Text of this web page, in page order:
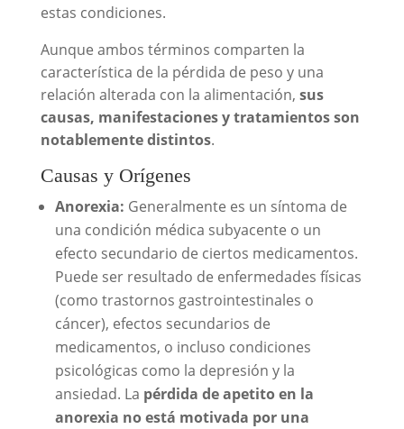
estas condiciones.
Aunque ambos términos comparten la
característica de la pérdida de peso y una
relación alterada con la alimentación, sus
causas, manifestaciones y tratamientos son
notablemente distintos.
Causas y Orígenes
Anorexia: Generalmente es un síntoma de
una condición médica subyacente o un
efecto secundario de ciertos medicamentos.
Puede ser resultado de enfermedades físicas
(como trastornos gastrointestinales o
cáncer), efectos secundarios de
medicamentos, o incluso condiciones
psicológicas como la depresión y la
ansiedad. La pérdida de apetito en la
anorexia no está motivada por una